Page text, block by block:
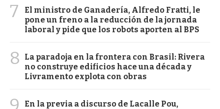
7
El ministro de Ganadería, Alfredo Fratti, le
pone un freno a la reducción de la jornada
laboral y pide que los robots aporten al BPS
8
La paradoja en la frontera con Brasil: Rivera
no construye edificios hace una década y
Livramento explota con obras
En la previa a discurso de Lacalle Pou,